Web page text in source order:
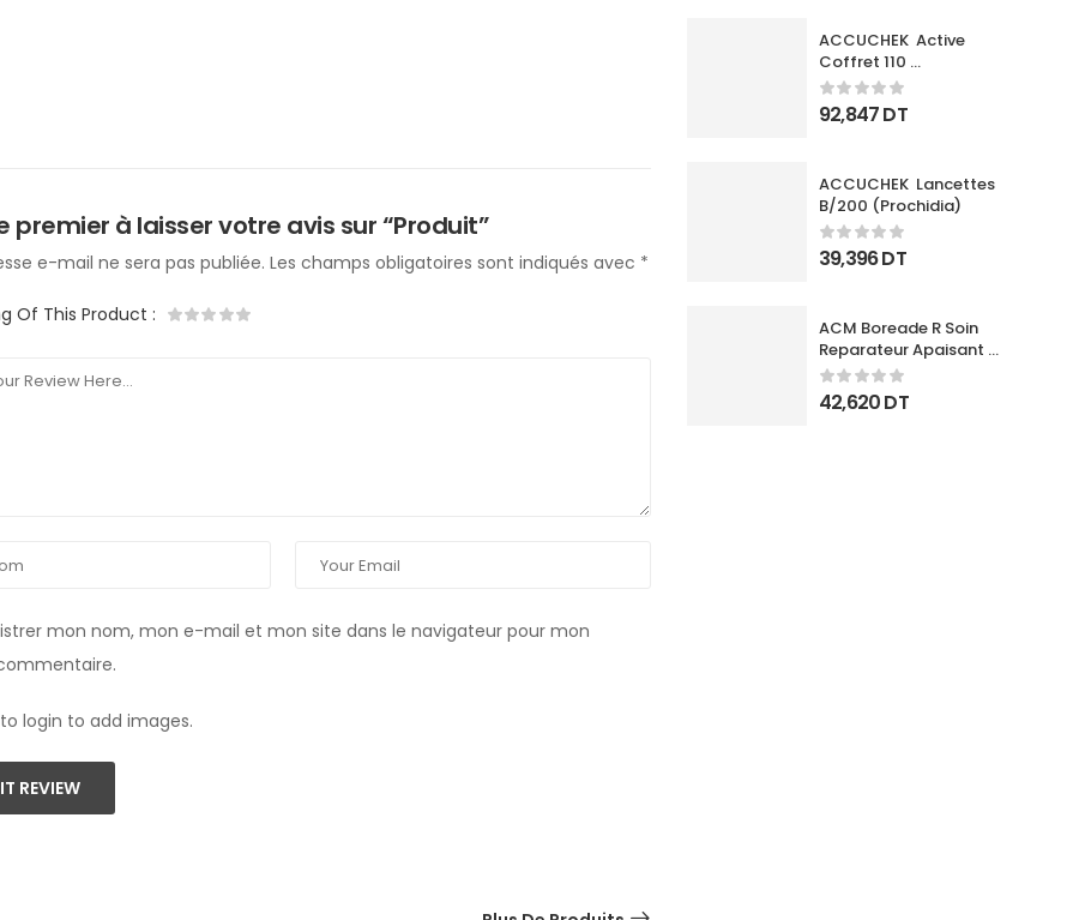
ACCUCHEK  Active
Coffret 110
Bandlettes+Appareil
92,847DT
ACCUCHEK  Lancettes
B/200 (Prochidia)
39,396DT
ACM Boreade R Soin
Reparateur Apaisant
40Ml
42,620DT
premier à laisser votre avis sur “Produit”
e-mail ne sera pas publiée. Les champs obligatoires sont indiqués avec *
Of This Product :
mon nom, mon e-mail et mon site dans le navigateur pour mon
login to add images.
REVIEW